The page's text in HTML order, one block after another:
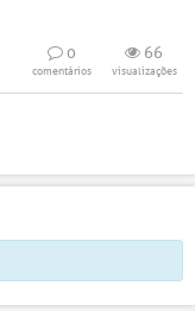
0
comentários
66
visualizações